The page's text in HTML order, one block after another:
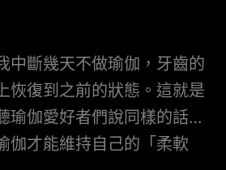
中斷幾天不做瑜伽，牙齒的
恢復到之前的狀態。這就是
瑜伽愛好者們說同樣的話…
伽才能維持自己的「柔軟